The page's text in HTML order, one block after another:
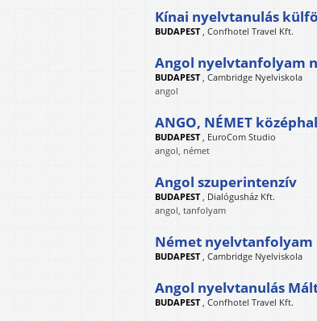
Kínai nyelvtanulás
BUDAPEST, Confhotel Travel Kft.
Angol nyelvtanfolyam
BUDAPEST, Cambridge Nyelviskola
angol
ANGO, NÉMET
BUDAPEST, EuroCom Studio
angol, német
Angol szuperintenzív
BUDAPEST, Dialógusház Kft.
angol, tanfolyam
Német nyelvtanfolyam
BUDAPEST, Cambridge Nyelviskola
Angol nyelvtanulás
BUDAPEST, Confhotel Travel Kft.